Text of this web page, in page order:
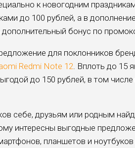
к новогодним
до 100 рублей, а в
бонус по
для поклонников
Redmi Note 12. Вплоть до 15
до 150 рублей, в том числе
себе, друзьям или родным
интересны выгодные
планшетов и